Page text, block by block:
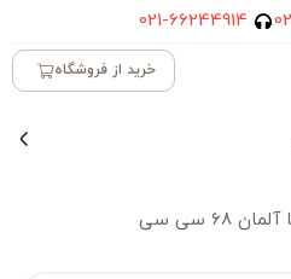
021-66244914
خرید از فروشگاه
68 سی سی